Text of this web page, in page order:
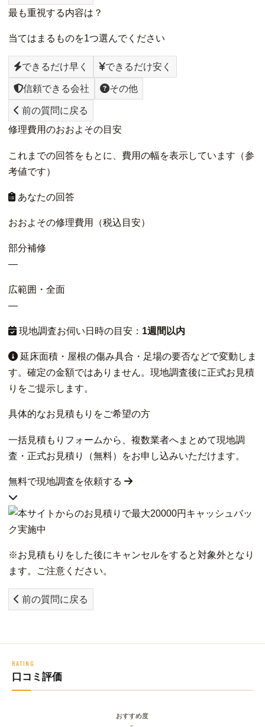
最も重視する内容は？
当てはまるものを1つ選んでください
できるだけ早く できるだけ安く
信頼できる会社 その他
前の質問に戻る
修理費用のおおよその目安
これまでの回答をもとに、費用の幅を表示しています（参
考値です）
あなたの回答
おおよその修理費用（税込目安）
部分補修
—
広範囲・全面
—
現地調査お伺い日時の目安： 1週間以内
延床面積・屋根の傷み具合・足場の要否などで変動しま
す。確定の金額ではありません。現地調査後に正式お見積
りをご提示します。
具体的なお見積もりをご希望の方
一括見積もりフォームから、複数業者へまとめて現地調
査・正式お見積り（無料）をお申し込みいただけます。
無料で現地調査を依頼する
※お見積もりをした後にキャンセルをすると対象外となり
ます。ご注意ください。
前の質問に戻る
RATING
口コミ評価